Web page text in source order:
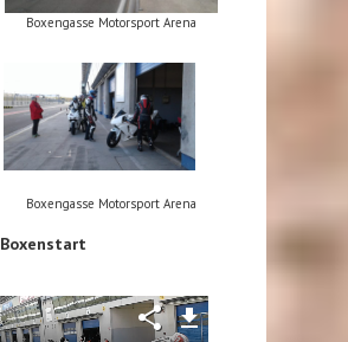
Boxengasse Motorsport Arena
Boxengasse Motorsport Arena
Boxenstart